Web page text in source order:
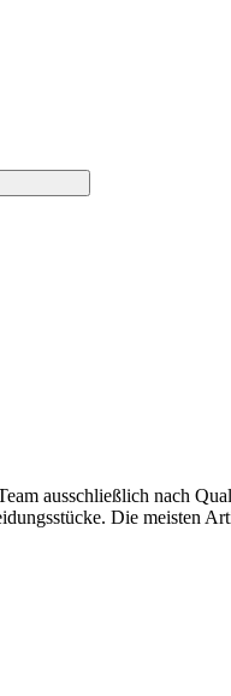
ausschließlich nach
Die meisten